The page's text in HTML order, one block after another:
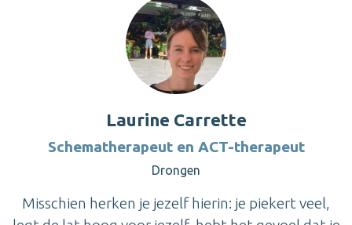
Laurine Carrette
Schematherapeut en ACT-therapeut
Drongen
Misschien herken je jezelf hierin: je piekert veel,